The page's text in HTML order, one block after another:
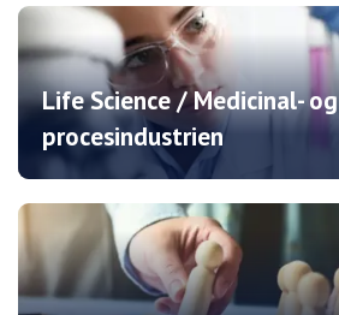
Life Science / Medicinal- og
procesindustrien